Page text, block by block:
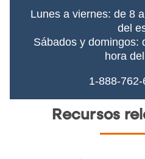
Lunes a viernes: de 8
del
Sábados y domingos:
hora
1-888-
Recursos